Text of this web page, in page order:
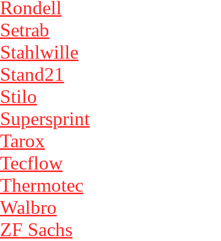
Rondell
Setrab
Stahlwille
Stand21
Stilo
Supersprint
Tarox
Tecflow
Thermotec
Walbro
ZF Sachs